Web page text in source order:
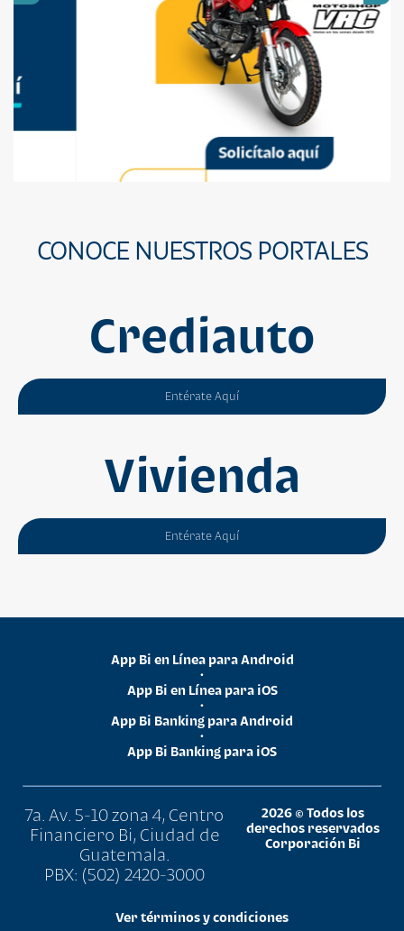
CONOCE NUESTROS PORTALES
Crediauto
Entérate Aquí
Vivienda
Entérate Aquí
App Bi en Línea para Android
•
App Bi en Línea para iOS
•
App Bi Banking para Android
•
App Bi Banking para iOS
7a. Av. 5-10 zona 4, Centro
Financiero Bi, Ciudad de
Guatemala.
PBX: (502) 2420-3000
2026 © Todos los
derechos reservados
Corporación Bi
Ver términos y condiciones